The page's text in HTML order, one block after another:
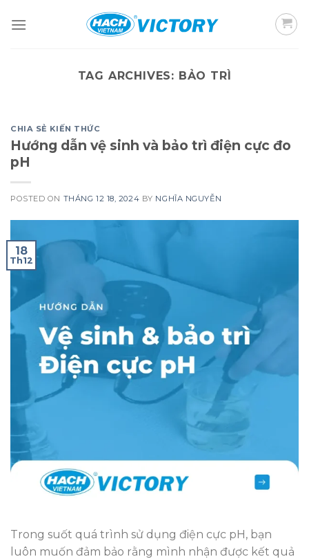
TAG ARCHIVES: BẢO TRÌ
CHIA SẺ KIẾN THỨC
Hướng dẫn vệ sinh và bảo trì điện cực đo
pH
POSTED ON THÁNG 12 18, 2024 BY NGHĨA NGUYỄN
18
Th12
Trong suốt quá trình sử dụng điện cực pH, bạn
luôn muốn đảm bảo rằng mình nhận được kết quả